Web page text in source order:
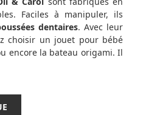
Faciles à manipuler, ils
dentaires. Avec leur
choisir un jouet pour bébé
encore la bateau origami. Il